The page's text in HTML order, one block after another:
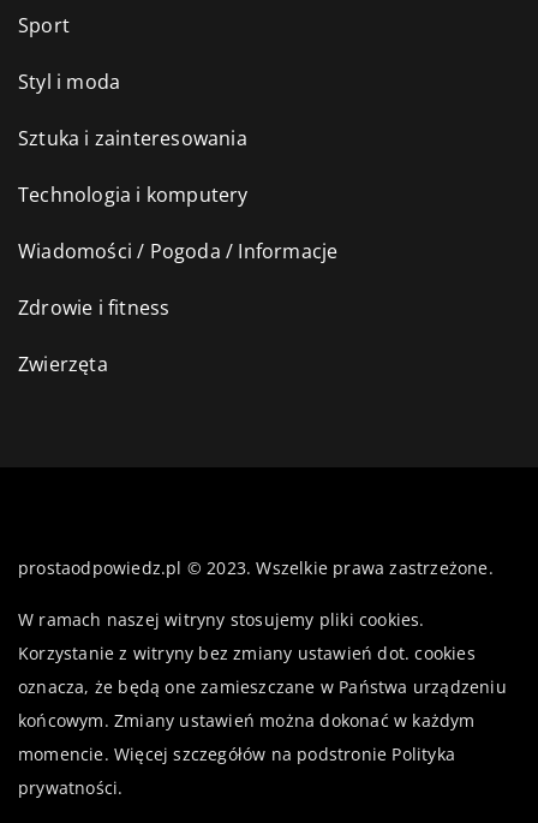
Sport
Styl i moda
Sztuka i zainteresowania
Technologia i komputery
Wiadomości / Pogoda / Informacje
Zdrowie i fitness
Zwierzęta
prostaodpowiedz.pl © 2023. Wszelkie prawa zastrzeżone.
W ramach naszej witryny stosujemy pliki cookies.
Korzystanie z witryny bez zmiany ustawień dot. cookies
oznacza, że będą one zamieszczane w Państwa urządzeniu
końcowym. Zmiany ustawień można dokonać w każdym
momencie. Więcej szczegółów na podstronie Polityka
prywatności.